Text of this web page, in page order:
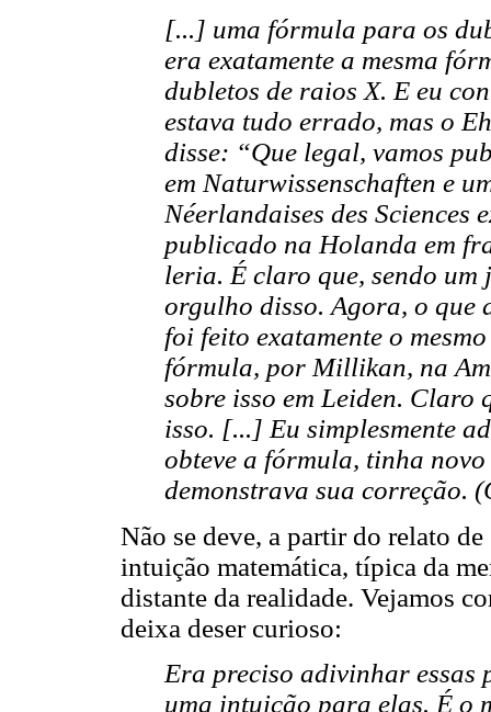
[...] uma fórmula para os
era exatamente a mesma
dubletos de raios X. E eu
estava tudo errado, mas o
disse: “Que legal, vamos
em Naturwissenschaften e
Néerlandaises des Sciences
publicado na Holanda em
leria. É claro que, sendo um
orgulho disso. Agora, o que
foi feito exatamente o
fórmula, por Millikan, na
sobre isso em Leiden. Claro
isso. [...] Eu simplesmente
obteve a fórmula, tinha
demonstrava sua correção.
Não se deve, a partir do relato
intuição matemática, típica da
distante da realidade. Vejamos
deixa deser curioso:
Era preciso adivinhar essas
uma intuição para elas. É o